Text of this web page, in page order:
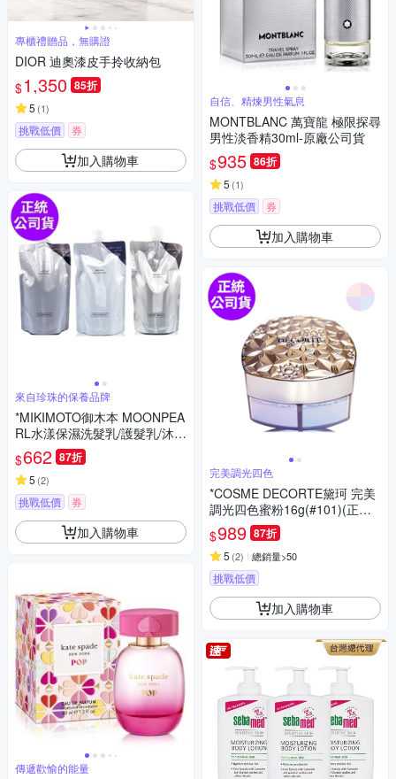
專櫃禮贈品，無購證
DIOR 迪奧漆皮手拎收納包
$1,350 85折
5 (1)
挑戰低價 券
加入購物車
來自珍珠的保養品牌
*MIKIMOTO御木本 MOONPEA
RL水漾保濕洗髮乳/護髮乳/沐浴
乳350ml(補充包/全新包裝)(任
選/正統公司貨)
$662 87折
5 (2)
挑戰低價 券
加入購物車
傳遞歡愉的能量
自信、精煉男性氣息
MONTBLANC 萬寶龍 極限探尋
男性淡香精30ml-原廠公司貨
$935 86折
5 (1)
挑戰低價 券
加入購物車
完美調光四色
*COSME DECORTE黛珂 完美
調光四色蜜粉16g(#101)(正統
公司貨)
$989 87折
5 (2) 總銷量>50
挑戰低價
加入購物車